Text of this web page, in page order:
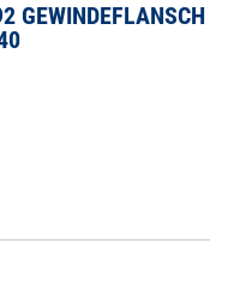
GEWINDEFLANSCH